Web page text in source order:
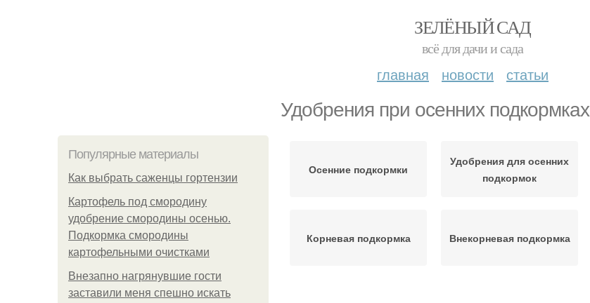
ЗЕЛЁНЫЙ САД
всё для дачи и сада
главная новости статьи
Удобрения при осенних подкормках
Популярные материалы
Как выбрать саженцы гортензии
Картофель под смородину
удобрение смородины осенью.
Подкормка смородины
картофельными очистками
Внезапно нагрянувшие гости
заставили меня спешно искать
Осенние подкормки
Удобрения для осенних
подкормок
Корневая подкормка Внекорневая подкормка